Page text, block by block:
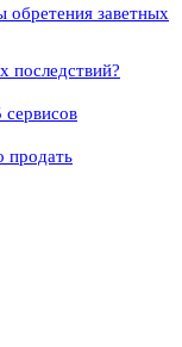
обретения заветных
последствий?
продать